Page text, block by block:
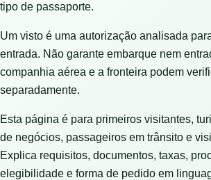
tipo de passaporte.
Um visto é uma autorização analisada
entrada. Não garante embarque nem
companhia aérea e a fronteira podem
separadamente.
Esta página é para primeiros visitantes,
de negócios, passageiros em trânsito e
Explica requisitos, documentos, taxas,
elegibilidade e forma de pedido em